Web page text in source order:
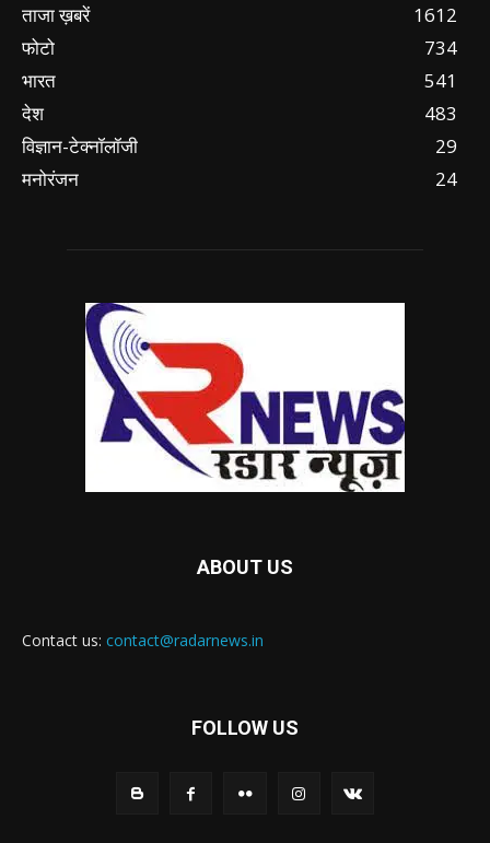
ताजा ख़बरें
1612
फोटो
734
भारत
541
देश
483
विज्ञान-टेक्नॉलॉजी
29
मनोरंजन
24
ABOUT US
Contact us: contact@radarnews.in
FOLLOW US